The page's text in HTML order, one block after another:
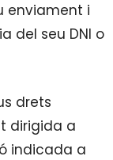
enviament i
del seu DNI o
drets
dirigida a
indicada a